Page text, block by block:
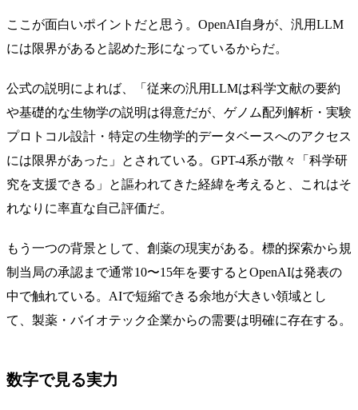
ここが面白いポイントだと思う。OpenAI自身が、汎用LLM
には限界があると認めた形になっているからだ。
公式の説明によれば、「従来の汎用LLMは科学文献の要約
や基礎的な生物学の説明は得意だが、ゲノム配列解析・実験
プロトコル設計・特定の生物学的データベースへのアクセス
には限界があった」とされている。GPT-4系が散々「科学研
究を支援できる」と謳われてきた経緯を考えると、これはそ
れなりに率直な自己評価だ。
もう一つの背景として、創薬の現実がある。標的探索から規
制当局の承認まで通常10〜15年を要するとOpenAIは発表の
中で触れている。AIで短縮できる余地が大きい領域とし
て、製薬・バイオテック企業からの需要は明確に存在する。
数字で見る実力